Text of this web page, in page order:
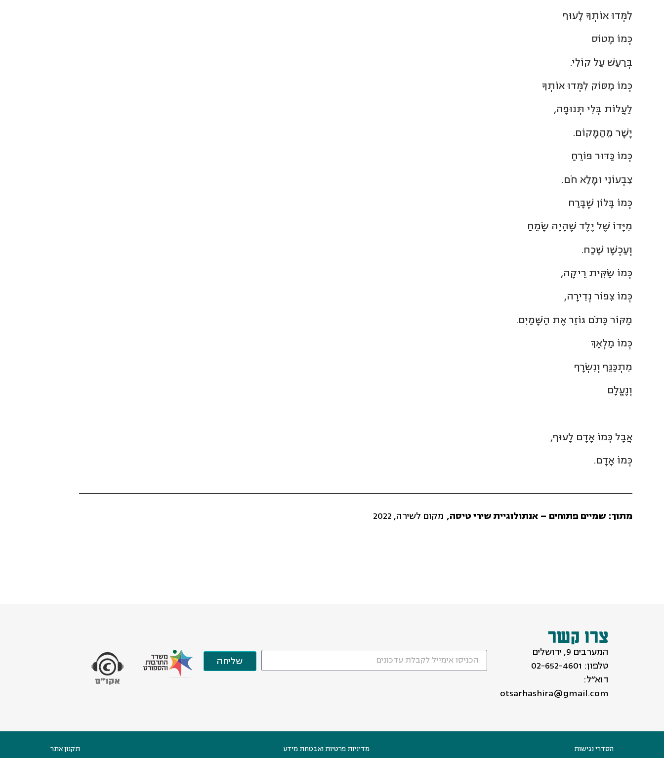
לִמְּדוּ אוֹתְךָ לָעוּף
כְּמוֹ מָטוֹס
בְּרַעַשׁ עַל קוֹלִי.
כְּמוֹ מַסּוֹק לִמְּדוּ אוֹתְךָ
לַעֲלוֹת בְּלִי תְּנוּפָה,
יָשָׁר מֵהַמָּקוֹם.
כְּמוֹ כַּדּוּר פּוֹרֵחַ
צִבְעוֹנִי וּמָלֵא חֹם.
כְּמוֹ בָּלוֹן שֶׁבָּרַח
מִיָּדוֹ שֶׁל יֶלֶד שֶׁהָיָה שָׂמֵחַ
וְעַכְשָׁו שָׁכַח.
כְּמוֹ שַׂקִּית רֵיקָה,
כְּמוֹ צִפּוֹר נְדִירָה,
מַקּוֹר כָּתֹם גּוֹזֵר אֶת הַשָּׁמַיִם.
כְּמוֹ מַלְאָךְ
מִתְכַּנֵּף וְנִשְׂרָף
וְנֶעֱלָם
אֲבָל כְּמוֹ אָדָם לָעוּף,
כְּמוֹ אָדָם.
מתוך: שמיים פתוחים – אנתולוגיית שירי טיסה, מקום לשירה, 2022
צרו קשר
המערבים 9, ירושלים
טלפון: 02-652-4601
דוא״ל:
otsarhashira@gmail.com
שליחה
הסדרי נגישות מדיניות פרטיות ואבטחת מידע תקנון אתר